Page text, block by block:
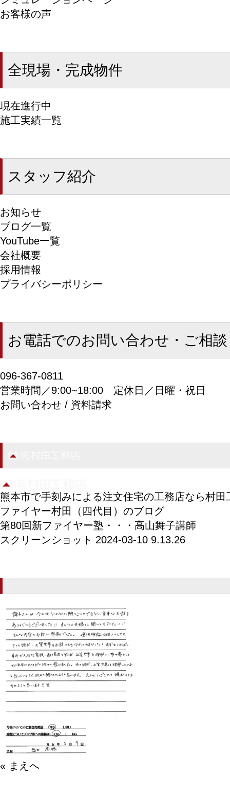
お客様の声
全現場・完成物件
現在進行中
施工実績一覧
スタッフ紹介
お知らせ
ブログ一覧
YouTube一覧
会社概要
採用情報
プライバシーポリシー
お電話でのお問い合わせ・ご相談
096-367-0811
営業時間／9:00~18:00 定休日／日曜・祝日
お問い合わせ / 資料請求
熊本市で手刻みによる注文住宅の工務店なら村田
ファイヤー村田（四代目）のブログ
第80回新ファイヤー塾・・・高山舞子講師
スクリーンショット 2024-03-10 9.13.26
« まえへ